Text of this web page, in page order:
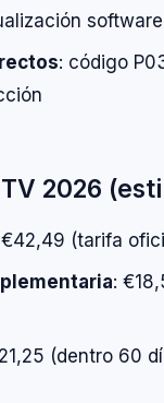
software
: código
2026
€42,49 (tarifa
:
(dentro 60